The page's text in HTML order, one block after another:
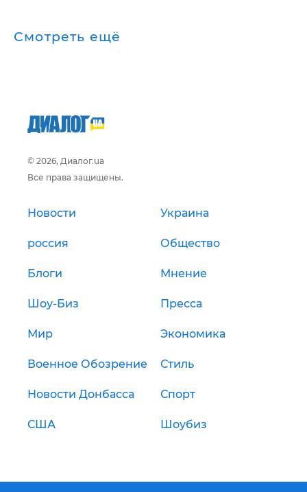
Смотреть ещё
© 2026, Диалог.ua
Все права защищены.
Новости Украина
россия Общество
Блоги Мнение
Шоу-Биз Пресса
Мир Экономика
Военное Обозрение Стиль
Новости Донбасса Спорт
США Шоубиз